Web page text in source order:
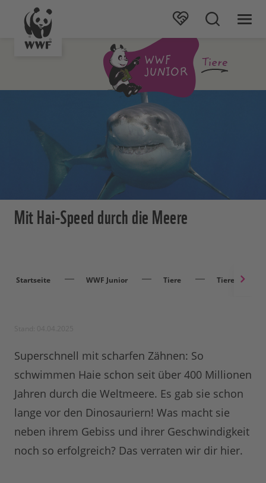
Mit Hai-Speed durch die Meere
Startseite WWF Junior Tiere Tiere
Superschnell mit scharfen Zähnen: So
schwimmen Haie schon seit über 400 Millionen
Jahren durch die Weltmeere. Es gab sie schon
lange vor den Dinosauriern! Was macht sie
neben ihrem Gebiss und ihrer Geschwindigkeit
noch so erfolgreich? Das verraten wir dir hier.